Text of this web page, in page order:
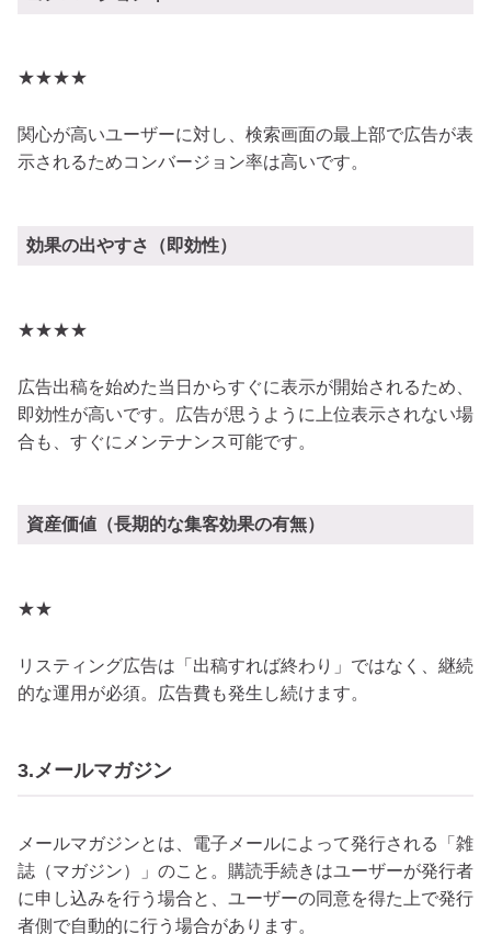
★★★★
関心が高いユーザーに対し、検索画面の最上部で広告が表
示されるためコンバージョン率は高いです。
効果の出やすさ（即効性）
★★★★
広告出稿を始めた当日からすぐに表示が開始されるため、
即効性が高いです。広告が思うように上位表示されない場
合も、すぐにメンテナンス可能です。
資産価値（長期的な集客効果の有無）
★★
リスティング広告は「出稿すれば終わり」ではなく、継続
的な運用が必須。広告費も発生し続けます。
3.メールマガジン
メールマガジンとは、電子メールによって発行される「雑
誌（マガジン）」のこと。購読手続きはユーザーが発行者
に申し込みを行う場合と、ユーザーの同意を得た上で発行
者側で自動的に行う場合があります。